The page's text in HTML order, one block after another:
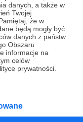
danych, a także w
Twojej
że w
będą mogły być
danych z państw
Obszaru
informacje na
celów
prywatności.
Patronite.
elektroniczną
ta może zostać